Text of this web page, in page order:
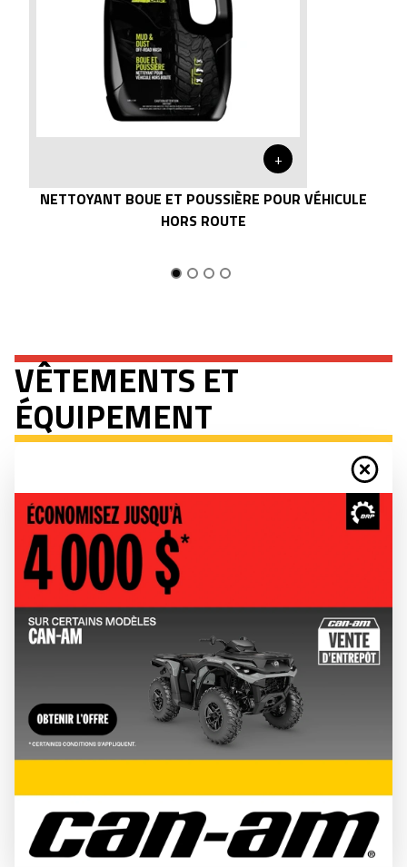
+
NETTOYANT BOUE ET POUSSIÈRE POUR VÉHICULE
HORS ROUTE
VÊTEMENTS ET
ÉQUIPEMENT
Découvrez les vêtements de conduite Can-Am, disponibles dans tous les
styles et pour tous les chemins qui suivront.
CONTACTEZ-NOUS